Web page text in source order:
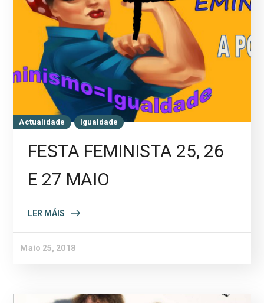
Actualidade Igualdade
FESTA FEMINISTA 25, 26
E 27 MAIO
LER MÁIS
Maio 25, 2018